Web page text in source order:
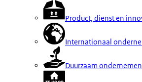
Product, dienst en
Internationaal
Duurzaam ondernemen